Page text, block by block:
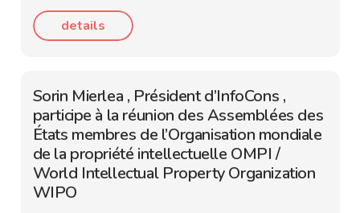
details
Sorin Mierlea , Président d’InfoCons ,
participe à la réunion des Assemblées des
États membres de l’Organisation mondiale
de la propriété intellectuelle OMPI /
World Intellectual Property Organization
WIPO